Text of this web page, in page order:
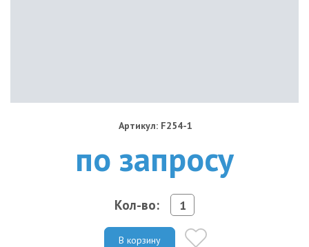
Артикул: F254-1
по запросу
Кол-во:
В корзину